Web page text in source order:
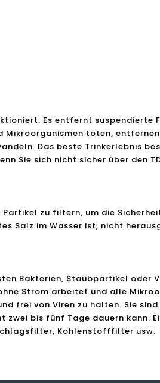
Es entfernt
Mikroorganismen töten,
Das beste Trinkerlebnis
Sie sich nicht sicher über den
zu filtern, um die
Salz im Wasser ist, nicht
Staubpartikel oder
Strom arbeitet und alle
frei von Viren zu halten. Sie
bis fünf Tage dauern kann.
Kohlenstofffilter usw.